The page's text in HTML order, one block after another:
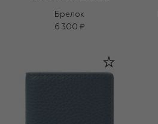
Брелок
6 300 ₽